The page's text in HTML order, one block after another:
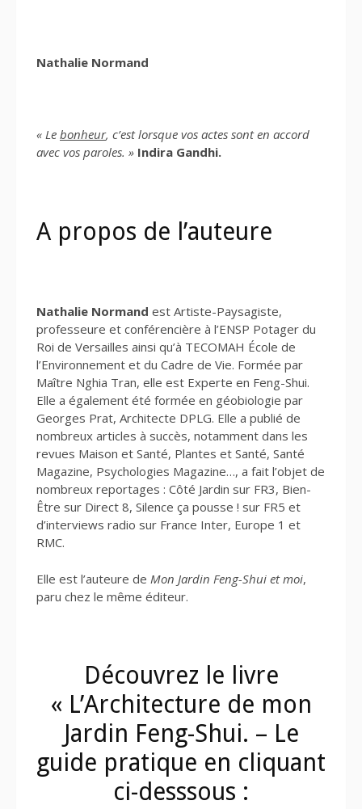
Nathalie Normand
« Le bonheur, c’est lorsque vos actes sont en accord
avec vos paroles. » Indira Gandhi.
A propos de l’auteure
Nathalie Normand est Artiste-Paysagiste,
professeure et conférencière à l’ENSP Potager du
Roi de Versailles ainsi qu’à TECOMAH École de
l’Environnement et du Cadre de Vie. Formée par
Maître Nghia Tran, elle est Experte en Feng-Shui.
Elle a également été formée en géobiologie par
Georges Prat, Architecte DPLG. Elle a publié de
nombreux articles à succès, notamment dans les
revues Maison et Santé, Plantes et Santé, Santé
Magazine, Psychologies Magazine…, a fait l’objet de
nombreux reportages : Côté Jardin sur FR3, Bien-
Être sur Direct 8, Silence ça pousse ! sur FR5 et
d’interviews radio sur France Inter, Europe 1 et
RMC.
Elle est l’auteure de Mon Jardin Feng-Shui et moi,
paru chez le même éditeur.
Découvrez le livre
« L’Architecture de mon
Jardin Feng-Shui. – Le
guide pratique en cliquant
ci-desssous :